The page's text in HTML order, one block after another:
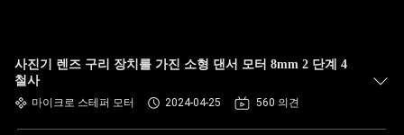
사진기 렌즈 구리 장치를 가진 소형 댄서 모터 8mm 2 단계 4
철사
마이크로 스테퍼 모터 2024-04-25 560 의견